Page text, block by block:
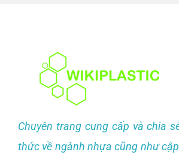
Chuyên trang cung cấp và chia
thức về ngành nhựa cũng như